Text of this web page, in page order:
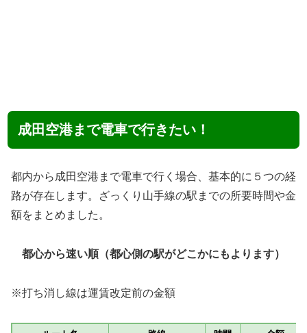
成田空港まで電車で行きたい！
都内から成田空港まで電車で行く場合、基本的に５つの経
路が存在します。ざっくり山手線の駅までの所要時間や金
額をまとめました。
都心から速い順（都心側の駅がどこかにもよります）
※打ち消し線は運賃改定前の金額